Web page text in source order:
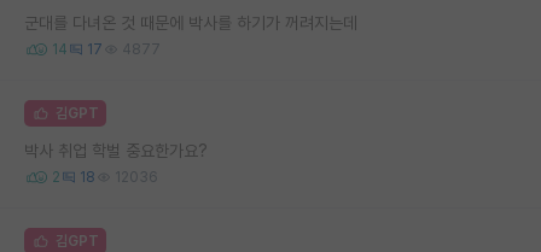
군대를 다녀온 것 때문에 박사를 하기가 꺼려지는데
14 17 4877
김GPT
박사 취업 학벌 중요한가요?
2 18 12036
김GPT